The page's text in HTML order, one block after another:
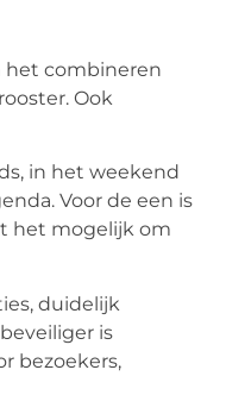
het combineren
Ook
in het weekend
Voor de een is
het mogelijk om
duidelijk
is
bezoekers,